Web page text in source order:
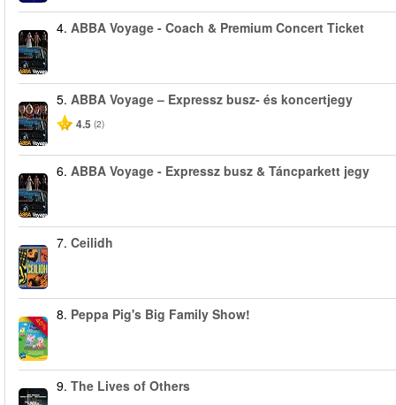
4. ABBA Voyage - Coach & Premium Concert Ticket
5. ABBA Voyage – Expressz busz- és koncertjegy
4.5 (2)
6. ABBA Voyage - Expressz busz & Táncparkett jegy
7. Ceilidh
-40%
8. Peppa Pig's Big Family Show!
9. The Lives of Others